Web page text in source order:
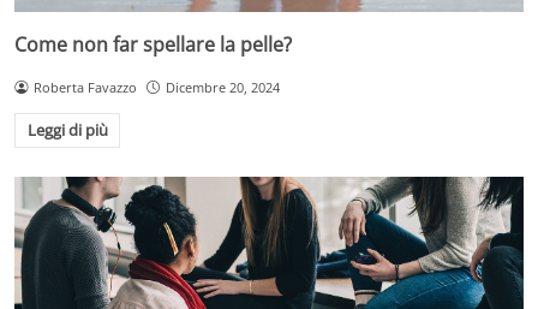
Come non far spellare la pelle?
Roberta Favazzo Dicembre 20, 2024
Leggi di più